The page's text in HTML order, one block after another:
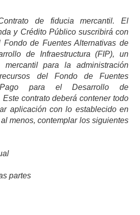
de fiducia mercantil. El
y Crédito Público suscribirá con
Fondo de Fuentes Alternativas de
de Infraestructura (FIP), un
para la administración
del Fondo de Fuentes
para el Desarrollo de
Este contrato deberá contener todo
aplicación con lo establecido en
menos, contemplar los siguientes
partes